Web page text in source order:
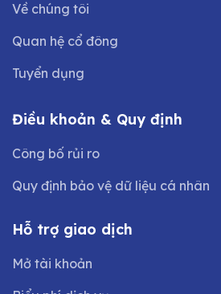
Về chúng tôi
Quan hệ cổ đông
Tuyển dụng
Điều khoản & Quy định
Công bố rủi ro
Quy định bảo vệ dữ liệu cá nhân
Hỗ trợ giao dịch
Mở tài khoản